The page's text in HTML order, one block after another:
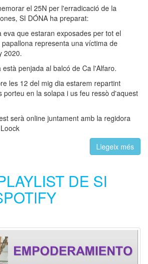
el 25N per l'erradicació de la
SI DÓNA ha preparat:
eva que estaran exposades per tot el
representa una víctima de
2020.
està penjada al balcó de Ca l'Alfaro.
les 12 del mig dia estarem repartint
porteu en la solapa i us feu ressò d'aquest
serà online juntament amb la regidora
Llegeix més
DE SI